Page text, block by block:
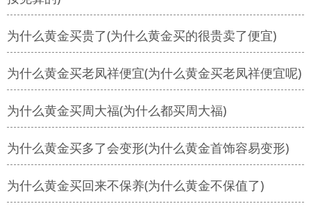
为什么黄金买贵了(为什么黄金买的很贵卖了便宜)
为什么黄金买老凤祥便宜(为什么黄金买老凤祥便宜呢)
为什么黄金买周大福(为什么都买周大福)
为什么黄金买多了会变形(为什么黄金首饰容易变形)
为什么黄金买回来不保养(为什么黄金不保值了)